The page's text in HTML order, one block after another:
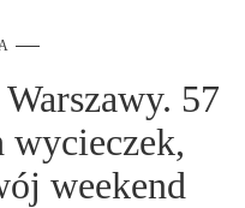
57
wycieczek,
weekend